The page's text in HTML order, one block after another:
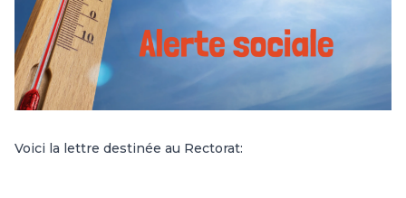
Voici la lettre destinée au Rectorat: